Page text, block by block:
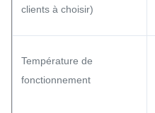
clients à choisir)
Température de
fonctionnement